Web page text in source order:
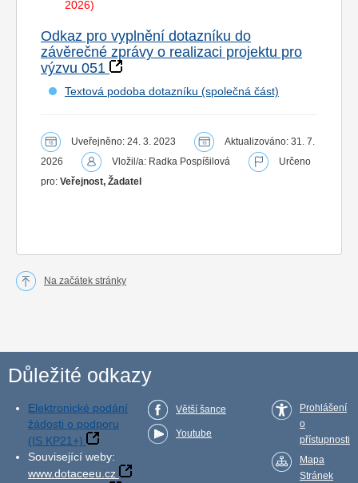
2026)
Odkaz pro vyplnění dotazníku do
závěrečné zprávy o realizaci projektu pro
výzvu 051
Textová podoba dotazníku (společná část)
Uveřejněno: 24. 3. 2023
Aktualizováno: 31. 7.
2026
Vložil/a: Radka Pospíšilová
Určeno
pro: Veřejnost, Žadatel
Na začátek stránky
Důležité odkazy
Elektronické podání
žádosti o podporu
(IS KP21+)
Související weby:
www.dotaceeu.cz
Větší šance
Youtube
Prohlášení
o
přístupnosti
Mapa
Stránek